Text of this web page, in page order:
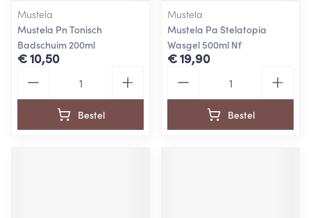
Mustela
Mustela Pn Tonisch
Badschuim 200ml
€ 10,50
Bestel
Mustela
Mustela Pa Stelatopia
Wasgel 500ml Nf
€ 19,90
Bestel